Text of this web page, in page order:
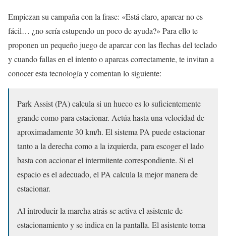
Empiezan su campaña con la frase: «Está claro, aparcar no es
fácil… ¿no sería estupendo un poco de ayuda?» Para ello te
proponen un pequeño juego de aparcar con las flechas del teclado
y cuando fallas en el intento o aparcas correctamente, te invitan a
conocer esta tecnología y comentan lo siguiente:
Park Assist (PA) calcula si un hueco es lo suficientemente
grande como para estacionar. Actúa hasta una velocidad de
aproximadamente 30 km/h. El sistema PA puede estacionar
tanto a la derecha como a la izquierda, para escoger el lado
basta con accionar el intermitente correspondiente. Si el
espacio es el adecuado, el PA calcula la mejor manera de
estacionar.
Al introducir la marcha atrás se activa el asistente de
estacionamiento y se indica en la pantalla. El asistente toma